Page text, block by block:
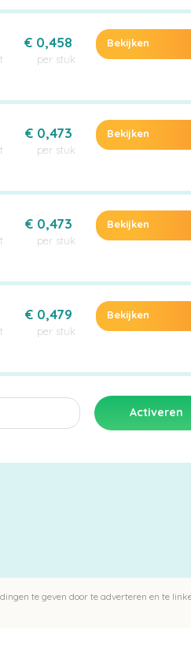
€ 0,458
per stuk
Bekijken
€ 0,473
per stuk
Bekijken
€ 0,473
per stuk
Bekijken
€ 0,479
per stuk
Bekijken
te geven door te adverteren en te